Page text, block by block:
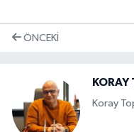
ÖNCEKI
KORAY
Koray